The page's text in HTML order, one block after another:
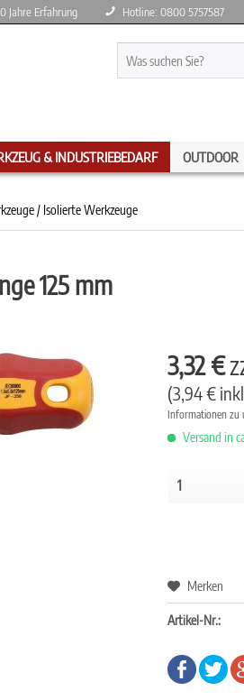
Jahre Erfahrung Hotline: 0800 5757587
& INDUSTRIEBEDARF OUTDOOR
/ Isolierte Werkzeuge
125 mm
3,32 €
(3,94 €
Informationen zu
Versand in
Merken
Artikel-Nr.: